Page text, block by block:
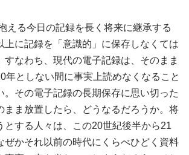
える今日の記録を長く将来に継承する
上に記録を「意識的」に保存しなくては
すなわち、現代の電子記録は、そのまま
年としない間に事実上読めなくなること
。その電子記録の長期保存に思い切った
まま放置したら、どうなるだろうか。将
とする人々は、この20世紀後半から21
ぜかそれ以前の時代にくらべひどく資料